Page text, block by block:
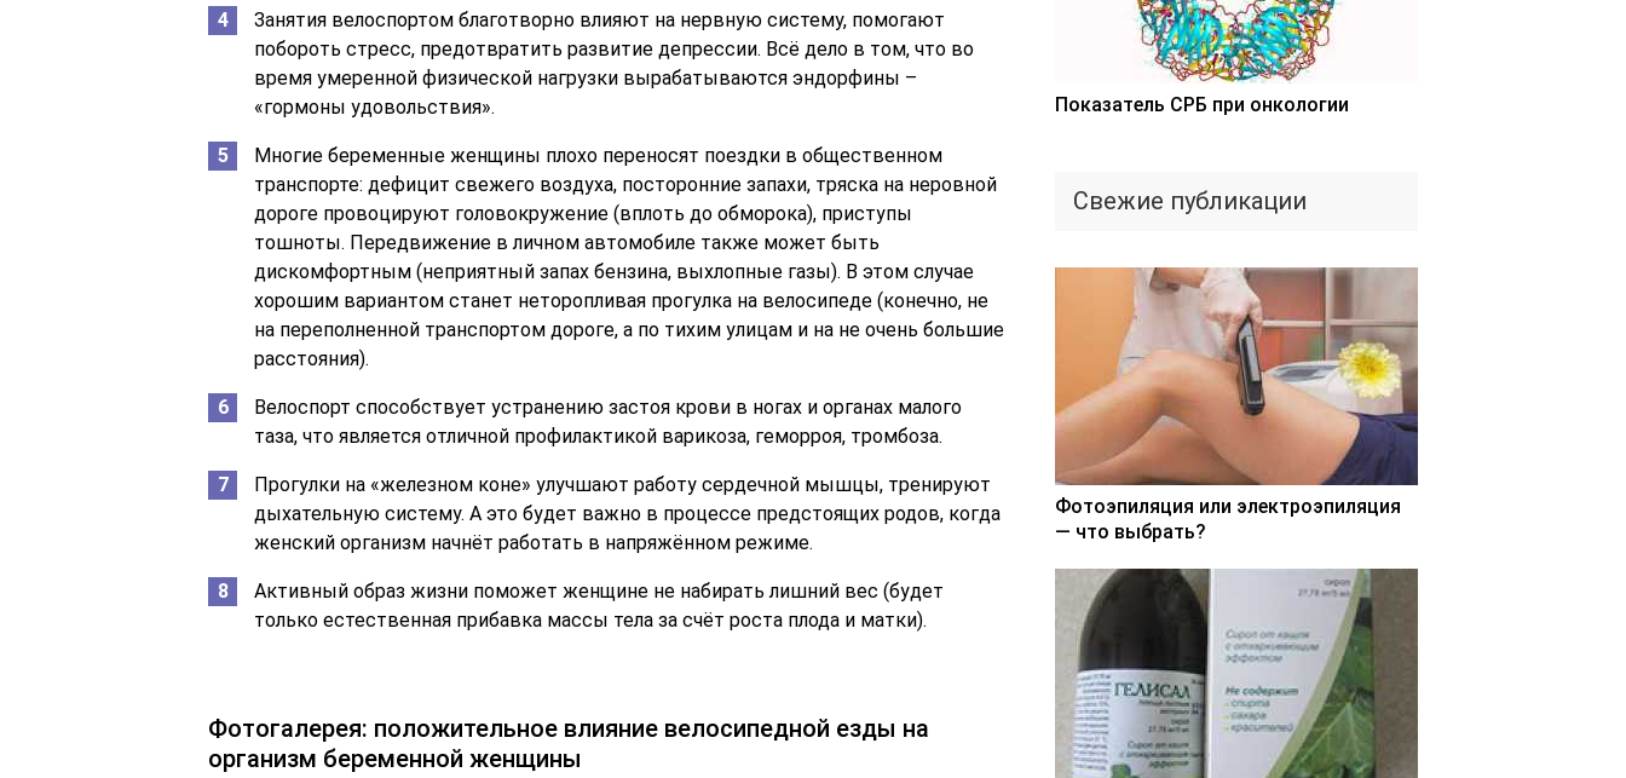
Занятия велоспортом благотворно влияют на нервную систему, помогают
побороть стресс, предотвратить развитие депрессии. Всё дело в том, что во
время умеренной физической нагрузки вырабатываются эндорфины –
«гормоны удовольствия».
Многие беременные женщины плохо переносят поездки в общественном
транспорте: дефицит свежего воздуха, посторонние запахи, тряска на неровной
дороге провоцируют головокружение (вплоть до обморока), приступы
тошноты. Передвижение в личном автомобиле также может быть
дискомфортным (неприятный запах бензина, выхлопные газы). В этом случае
хорошим вариантом станет неторопливая прогулка на велосипеде (конечно, не
на переполненной транспортом дороге, а по тихим улицам и на не очень большие
расстояния).
Велоспорт способствует устранению застоя крови в ногах и органах малого
таза, что является отличной профилактикой варикоза, геморроя, тромбоза.
Прогулки на «железном коне» улучшают работу сердечной мышцы, тренируют
дыхательную систему. А это будет важно в процессе предстоящих родов, когда
женский организм начнёт работать в напряжённом режиме.
Активный образ жизни поможет женщине не набирать лишний вес (будет
только естественная прибавка массы тела за счёт роста плода и матки).
Фотогалерея: положительное влияние велосипедной езды на
организм беременной женщины
Показатель СРБ при онкологии
Свежие публикации
Фотоэпиляция или электроэпиляция
— что выбрать?